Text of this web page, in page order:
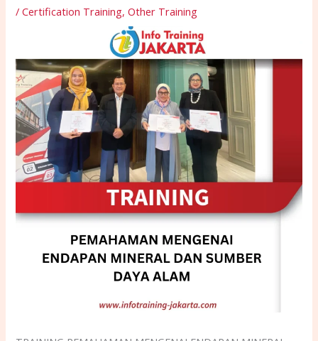
/Certification Training,Other Training